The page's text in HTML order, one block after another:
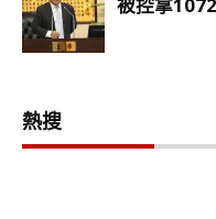
熱搜